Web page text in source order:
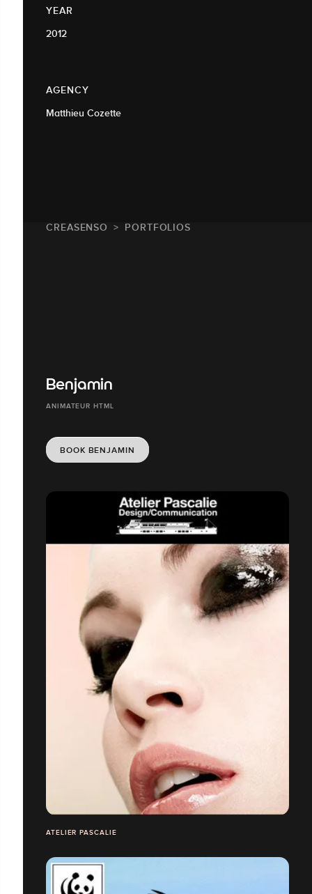
YEAR
2012
AGENCY
Matthieu Cozette
CREASENSO PORTFOLIOS
Benjamin
ANIMATEUR HTML
BOOK BENJAMIN
ATELIER PASCALIE